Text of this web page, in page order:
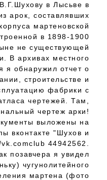
в Лысьве в
арок, составлявших
мартеновской
в 1898-1900
не существующей
В архивах местного
я обнаружил отчет о
строительстве и
фабрики с
чертежей. Там,
чертеж арки!
выложены на
вконтакте "Шухов и
44942562.
позавчера я увидел
чугунолитейного
мартена (фото